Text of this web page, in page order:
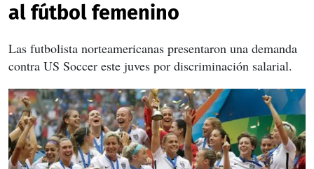
al fútbol femenino
Las futbolista norteamericanas presentaron una demanda
contra US Soccer este juves por discriminación salarial.